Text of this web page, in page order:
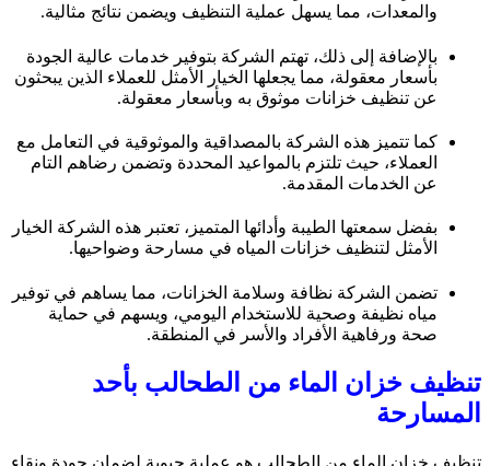
والمعدات، مما يسهل عملية التنظيف ويضمن نتائج مثالية.
بالإضافة إلى ذلك، تهتم الشركة بتوفير خدمات عالية الجودة
بأسعار معقولة، مما يجعلها الخيار الأمثل للعملاء الذين يبحثون
عن تنظيف خزانات موثوق به وبأسعار معقولة.
كما تتميز هذه الشركة بالمصداقية والموثوقية في التعامل مع
العملاء، حيث تلتزم بالمواعيد المحددة وتضمن رضاهم التام
عن الخدمات المقدمة.
بفضل سمعتها الطيبة وأدائها المتميز، تعتبر هذه الشركة الخيار
الأمثل لتنظيف خزانات المياه في مسارحة وضواحيها.
تضمن الشركة نظافة وسلامة الخزانات، مما يساهم في توفير
مياه نظيفة وصحية للاستخدام اليومي، ويسهم في حماية
صحة ورفاهية الأفراد والأسر في المنطقة.
تنظيف خزان الماء من الطحالب بأحد
المسارحة
تنظيف خزان الماء من الطحالب هو عملية حيوية لضمان جودة ونقاء